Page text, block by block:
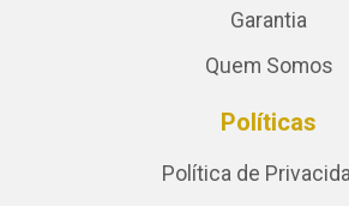
Garantia
Quem Somos
Políticas
Política de